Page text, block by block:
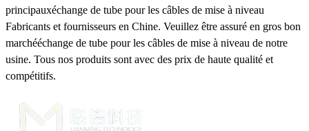
principauxéchange de tube pour les câbles de mise à niveau
Fabricants et fournisseurs en Chine. Veuillez être assuré en gros bon
marchééchange de tube pour les câbles de mise à niveau de notre
usine. Tous nos produits sont avec des prix de haute qualité et
compétitifs.